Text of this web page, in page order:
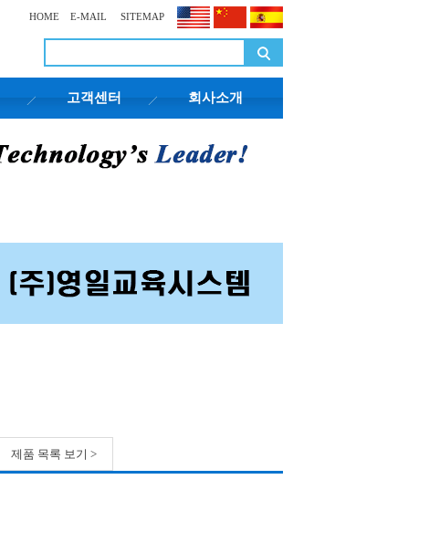
HOME E-MAIL SITEMAP
고객센터 회사소개
제품 목록 보기 >